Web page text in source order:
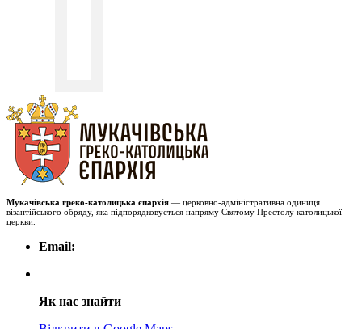
Мукачівська греко-католицька єпархія — церковно-адміністративна одиниця
візантійського обряду, яка підпорядковується напряму Святому Престолу католицької
церкви.
Email:
Як нас знайти